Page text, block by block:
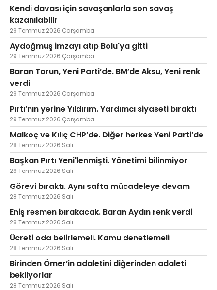
Kendi davası için savaşanlarla son savaş
kazanılabilir
29 Temmuz 2026 Çarşamba
Aydoğmuş imzayı atıp Bolu'ya gitti
29 Temmuz 2026 Çarşamba
Baran Torun, Yeni Parti’de. BM’de Aksu, Yeni renk
verdi
29 Temmuz 2026 Çarşamba
Pırtı’nın yerine Yıldırım. Yardımcı siyaseti bıraktı
29 Temmuz 2026 Çarşamba
Malkoç ve Kılıç CHP’de. Diğer herkes Yeni Parti’de
28 Temmuz 2026 Salı
Başkan Pırtı Yeni'lenmişti. Yönetimi bilinmiyor
28 Temmuz 2026 Salı
Görevi bıraktı. Aynı safta mücadeleye devam
28 Temmuz 2026 Salı
Eniş resmen bırakacak. Baran Aydın renk verdi
28 Temmuz 2026 Salı
Ücreti oda belirlemeli. Kamu denetlemeli
28 Temmuz 2026 Salı
Birinden Ömer’in adaletini diğerinden adaleti
bekliyorlar
28 Temmuz 2026 Salı